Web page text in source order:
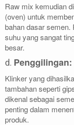
Raw mix kemudian
(oven) untuk
bahan dasar semen.
suhu yang sangat
besar.
d. Penggilingan:
Klinker yang
tambahan seperti
dikenal sebagai
penting dalam
produk.